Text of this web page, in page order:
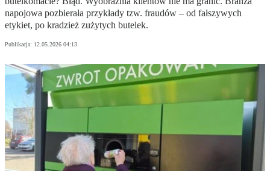
napojowa pozbierała przykłady tzw. fraudów – od fałszywych
etykiet, po kradzież zużytych butelek.
Publikacja: 12.05.2026 04:13